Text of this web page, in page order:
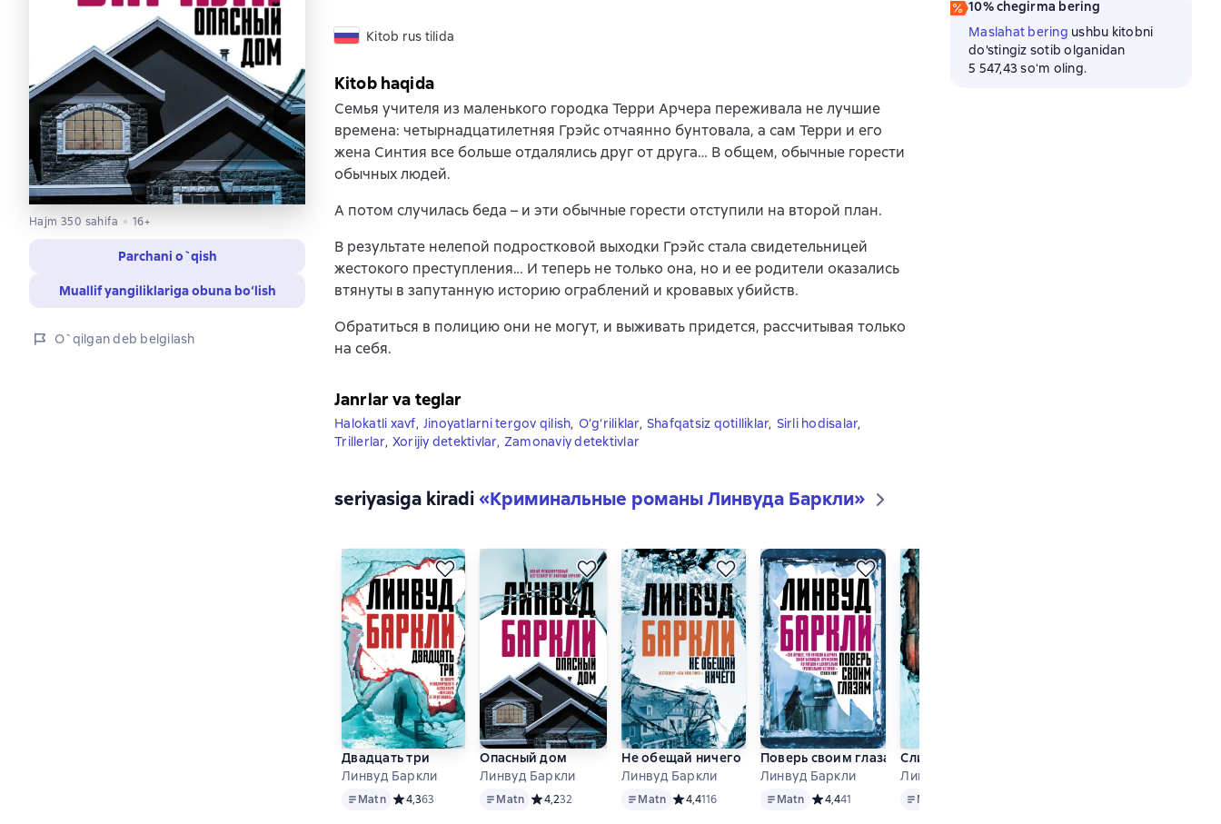
Hajm 350 sahifa 16+
Parchani o`qish
Muallif yangiliklariga obuna bo‘lish
O`qilgan deb belgilash
Kitob rus tilida
10% chegirma bering
Maslahat bering ushbu kitobni
do'stingiz sotib olganidan
5 547,43 soʻm oling.
Kitob haqida
Семья учителя из маленького городка Терри Арчера переживала не лучшие
времена: четырнадцатилетняя Грэйс отчаянно бунтовала, а сам Терри и его
жена Синтия все больше отдалялись друг от друга… В общем, обычные горести
обычных людей.
А потом случилась беда – и эти обычные горести отступили на второй план.
В результате нелепой подростковой выходки Грэйс стала свидетельницей
жестокого преступления… И теперь не только она, но и ее родители оказались
втянуты в запутанную историю ограблений и кровавых убийств.
Обратиться в полицию они не могут, и выживать придется, рассчитывая только
на себя.
Janrlar va teglar
Halokatli xavf, Jinoyatlarni tergov qilish, O‘g‘riliklar, Shafqatsiz qotilliklar, Sirli hodisalar,
Trillerlar, Xorijiy detektivlar, Zamonaviy detektivlar
seriyasiga kiradi«Криминальные романы Линвуда Баркли»
Двадцать три
Линвуд Баркли
MatnMatn Средний рейтинг 4,3 на основе 63 оценок
4,363
Опасный дом
Линвуд Баркли
MatnMatn Средний рейтинг 4,2 на основе 32 оценок
4,232
Не обещай ничего
Линвуд Баркли
MatnMatn Средний рейтинг 4,4 на основе 116 оценок
4,4116
Поверь своим глазам
Линвуд Баркли
MatnMatn Средний рейтинг 4,4 на основе 41 оценок
4,441
Слишком далеко от правды
Линвуд Баркли
MatnMatn